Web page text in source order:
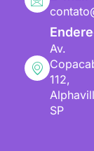
Av.
112,
SP